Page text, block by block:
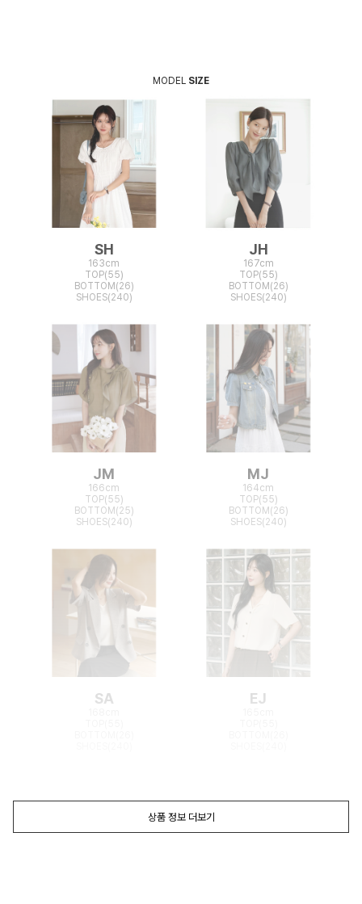
MODEL SIZE
SH
163cm
TOP(55)
BOTTOM(26)
SHOES(240)
JH
167cm
TOP(55)
BOTTOM(26)
SHOES(240)
JM
166cm
TOP(55)
BOTTOM(25)
SHOES(240)
MJ
164cm
TOP(55)
BOTTOM(26)
SHOES(240)
SA EJ
상품 정보 더보기